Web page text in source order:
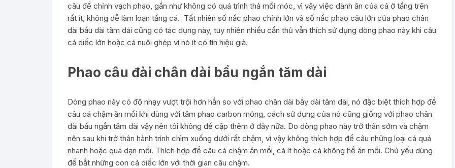
câu để chỉnh vạch phao, gần như không có quá trình thả mồi móc, vì vậy việc dành ăn của cá ở tầng trên
rất ít, không dễ làm loạn tầng cá. Tất nhiên số nấc phao chỉnh lớn và số nấc phao câu lớn của phao chân
dài bầu dài tăm dài cũng có tác dụng này, tuy nhiên nhiều cần thủ vẫn thích sử dụng dòng phao này khi câu
cá diếc lớn hoặc cá nuôi ghép vì nó ít có tín hiệu giả.
Phao câu đài chân dài bầu ngắn tăm dài
Dòng phao này có độ nhạy vượt trội hơn hẳn so với phao chân dài bầy dài tăm dài, nó đặc biệt thích hợp để
câu cá chậm ăn mồi khi dùng với tăm phao carbon mỏng, cách sử dụng của nó cũng giống với phao chân
dài bầu ngắn tăm dài vậy nên tôi không đề cập thêm ở đây nữa. Do dòng phao này trở thân sớm và chậm
nên sau khi trở thân hành trình chìm xuống dưới rất chậm, vì vậy không thích hợp để câu những loại cá quá
nhanh hoặc quá dạn mồi. Thích hợp để câu cá chậm ăn mồi, cá ít hoặc cá không hề ăn mồi. Chủ yếu dùng
để bắt những con cá diếc lớn với thời gian câu chậm.